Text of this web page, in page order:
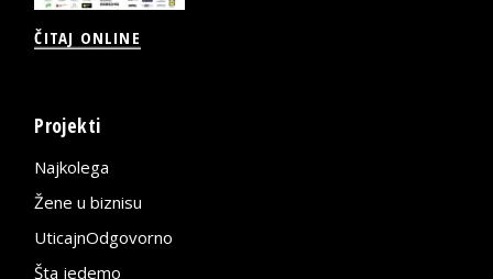
ČITAJ ONLINE
Projekti
Najkolega
Žene u biznisu
UticajnOdgovorno
Šta jedemo